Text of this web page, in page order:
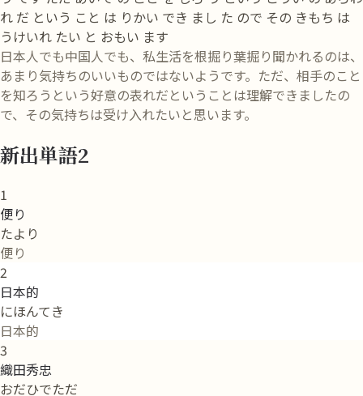
れ だ という こと は りかい でき まし た ので その きもち は
うけいれ たい と おもい ます
日本人でも中国人でも、私生活を根掘り葉掘り聞かれるのは、
あまり気持ちのいいものではないようです。ただ、相手のこと
を知ろうという好意の表れだということは理解できましたの
で、その気持ちは受け入れたいと思います。
新出単語2
1
便り
たより
便り
2
日本的
にほんてき
日本的
3
織田秀忠
おだひでただ